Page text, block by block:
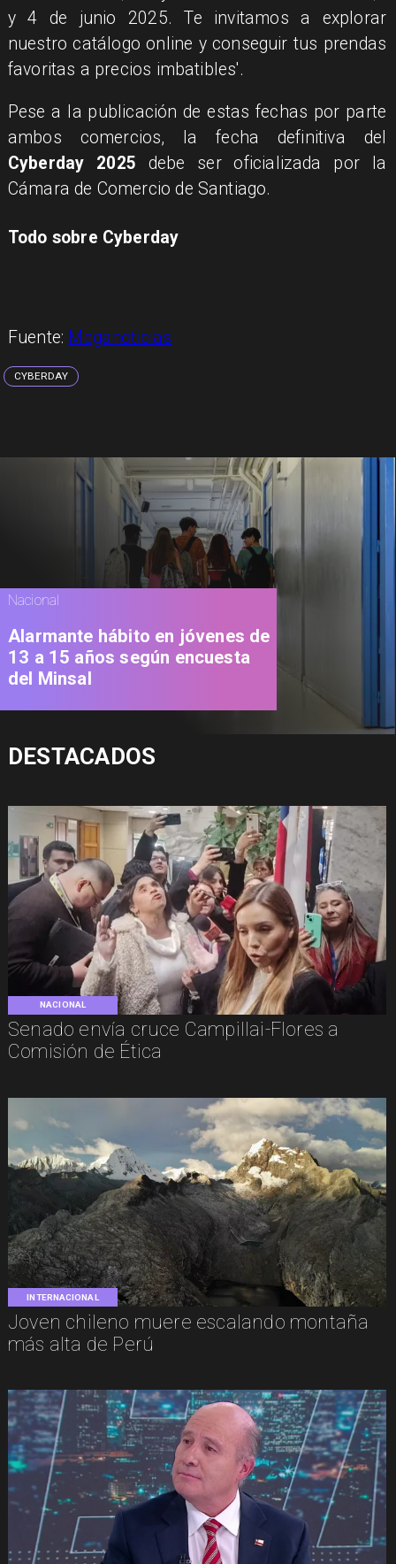
y 4 de junio 2025. Te invitamos a explorar
nuestro catálogo online y conseguir tus prendas
favoritas a precios imbatibles'.
Pese a la publicación de estas fechas por parte
ambos comercios, la fecha definitiva del
Cyberday 2025 debe ser oficializada por la
Cámara de Comercio de Santiago.
Todo sobre Cyberday
Fuente: Meganoticias
CYBERDAY
NACIONAL
Senado envía cruce Campillai-Flores a
Comisión de Ética
INTERNACIONAL
Joven chileno muere escalando montaña
más alta de Perú
Nacional
Alarmante hábito en jóvenes de
13 a 15 años según encuesta
del Minsal
DESTACADOS